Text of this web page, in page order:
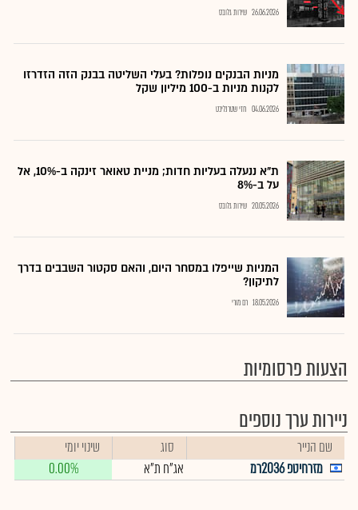
26.06.2026 שירות גלובס
מניות הבנקים נופלות? בעלי השליטה בבנק הזה הזדרזו
לקנות מניות ב-100 מיליון שקל
04.06.2026 חזי שטרנליכט
ת"א ננעלה בעליות חדות; מניית טאואר זינקה ב-10%, אל
על ב-8%
20.05.2026 שירות גלובס
המניות שייפלו במסחר היום, והאם סקטור השבבים בדרך
לתיקון?
18.05.2026 רם מורי
הצעות פרסומיות
ניירות ערך נוספים
שם הנייר סוג
שינוי יומי
מזרחיטפ 2036רמ
אג"ח ת"א 0.00%